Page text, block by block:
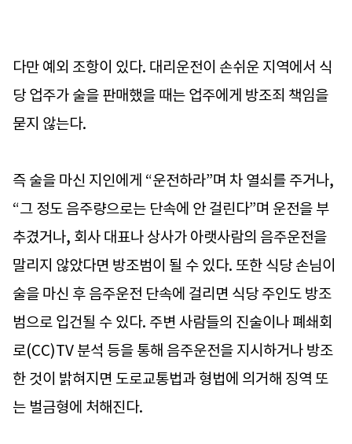
다만 예외 조항이 있다. 대리운전이 손쉬운 지역에서 식
당 업주가 술을 판매했을 때는 업주에게 방조죄 책임을
묻지 않는다.
즉 술을 마신 지인에게 “운전하라”며 차 열쇠를 주거나,
“그 정도 음주량으로는 단속에 안 걸린다”며 운전을 부
추겼거나, 회사 대표나 상사가 아랫사람의 음주운전을
말리지 않았다면 방조범이 될 수 있다. 또한 식당 손님이
술을 마신 후 음주운전 단속에 걸리면 식당 주인도 방조
범으로 입건될 수 있다. 주변 사람들의 진술이나 폐쇄회
로(CC)TV 분석 등을 통해 음주운전을 지시하거나 방조
한 것이 밝혀지면 도로교통법과 형법에 의거해 징역 또
는 벌금형에 처해진다.